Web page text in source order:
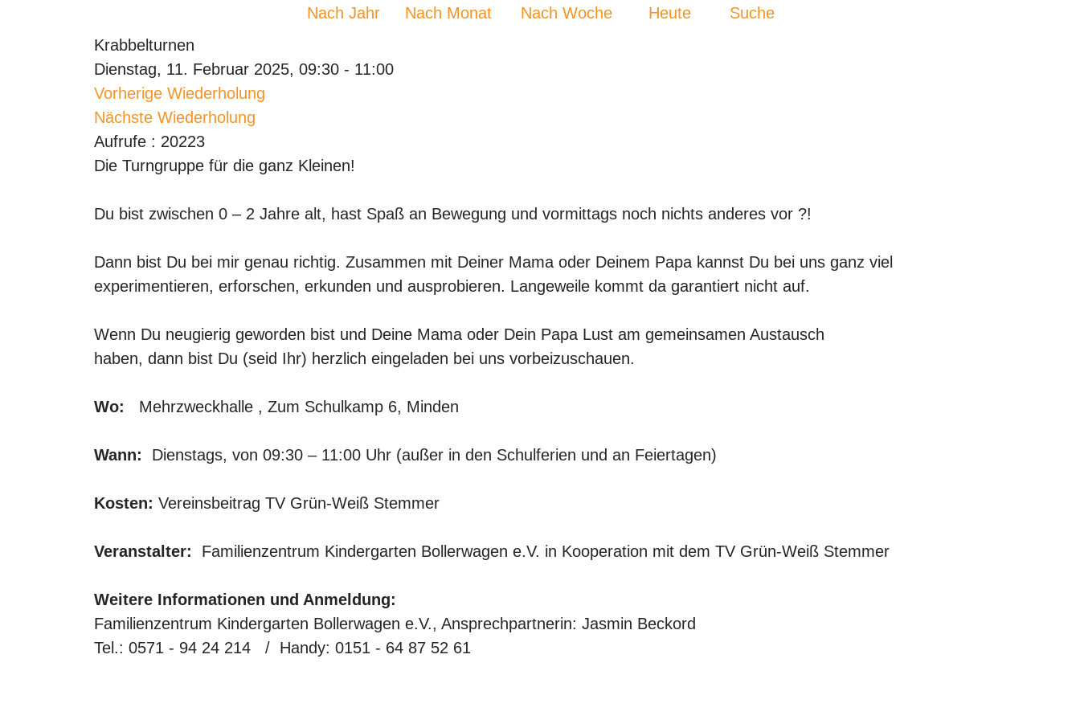
Nach Jahr Nach Monat Nach Woche Heute
Suche
Krabbelturnen
Dienstag, 11. Februar 2025, 09:30 - 11:00
Vorherige Wiederholung
Nächste Wiederholung
Aufrufe : 20223
Die Turngruppe für die ganz Kleinen!
Du bist zwischen 0 – 2 Jahre alt, hast Spaß an Bewegung und vormittags noch nichts anderes vor ?!
Dann bist Du bei mir genau richtig. Zusammen mit Deiner Mama oder Deinem Papa kannst Du bei uns ganz viel
experimentieren, erforschen, erkunden und ausprobieren. Langeweile kommt da garantiert nicht auf.
Wenn Du neugierig geworden bist und Deine Mama oder Dein Papa Lust am gemeinsamen Austausch
haben, dann bist Du (seid Ihr) herzlich eingeladen bei uns vorbeizuschauen.
Wo: Mehrzweckhalle , Zum Schulkamp 6, Minden
Wann: Dienstags, von 09:30 – 11:00 Uhr (außer in den Schulferien und an Feiertagen)
Kosten: Vereinsbeitrag TV Grün-Weiß Stemmer
Veranstalter: Familienzentrum Kindergarten Bollerwagen e.V. in Kooperation mit dem TV Grün-Weiß Stemmer
Weitere Informationen und Anmeldung:
Familienzentrum Kindergarten Bollerwagen e.V., Ansprechpartnerin: Jasmin Beckord
Tel.: 0571 - 94 24 214 / Handy: 0151 - 64 87 52 61